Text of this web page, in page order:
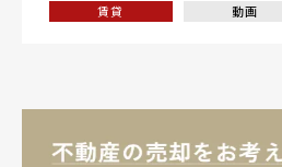
賃貸 動画